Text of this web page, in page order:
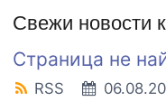
Свежи новости
Страница не
RSS